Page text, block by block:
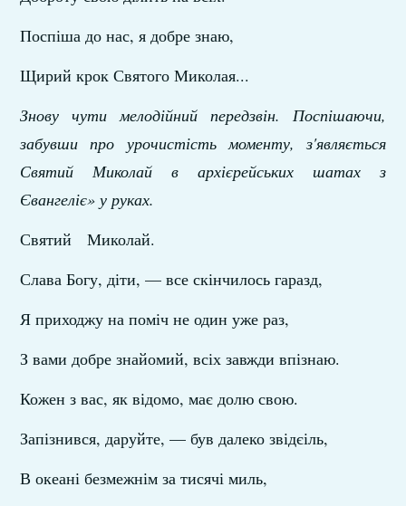
Поспіша до нас, я добре знаю,
Щирий крок Святого Миколая...
Знову чутимелодійний передзвін. Поспішаючи,
забувши про урочистість моменту, з'являється
Святий Миколай в архієрейських шатах з
Євангеліє» у руках.
Святий Миколай.
Слава Богу, діти, — все скінчилось гаразд,
Я приходжу на поміч не один уже раз,
З вами добре знайомий, всіх завжди впізнаю.
Кожен з вас, як відомо, має долю свою.
Запізнився, даруйте, — був далеко звідєіль,
В океані безмежнім за тисячі миль,